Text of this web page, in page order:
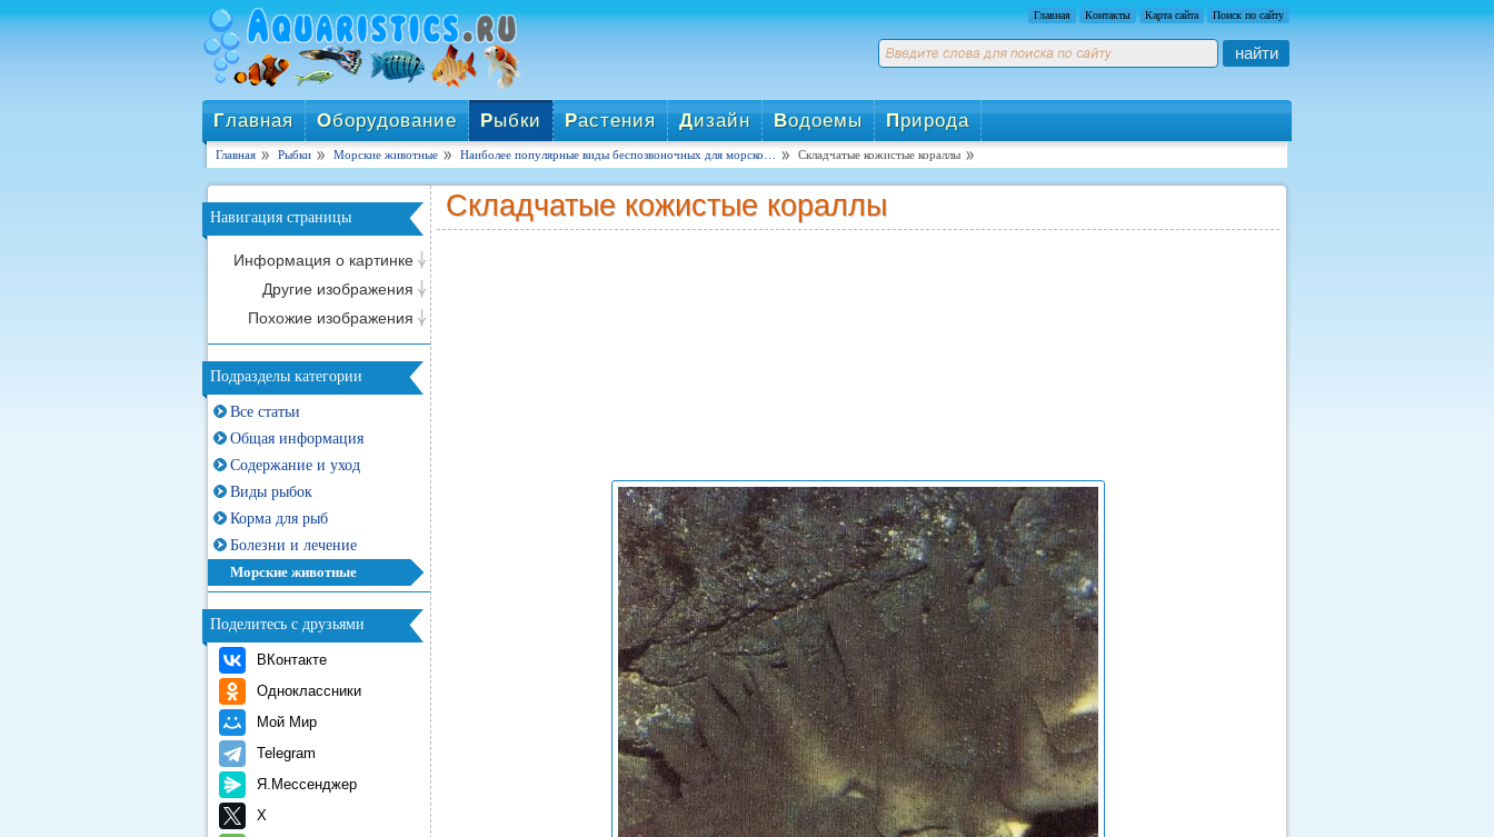
Главная Контакты Карта сайта Поиск по сайту
найти
Главная Оборудование Рыбки Растения Дизайн Водоемы Природа
Главная Рыбки Морские животные Наиболее популярные виды беспозвоночных для морско… Складчатые кожистые кораллы
Навигация страницы
Информация о картинке
Другие изображения
Похожие изображения
Подразделы категории
Все статьи
Общая информация
Содержание и уход
Виды рыбок
Корма для рыб
Болезни и лечение
Морские животные
Поделитесь с друзьями
ВКонтакте
Одноклассники
Мой Мир
Telegram
Я.Мессенджер
X
Складчатые кожистые кораллы